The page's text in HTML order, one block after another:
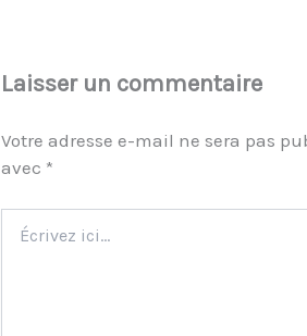
Laisser un commentaire
Votre adresse e-mail ne sera pas
avec *
ici…